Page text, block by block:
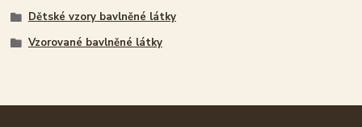
Dětské vzory bavlněné látky
Vzorované bavlněné látky